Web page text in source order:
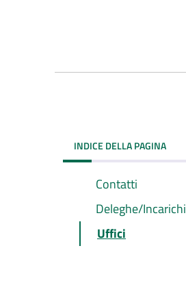
INDICE DELLA PAGINA
Contatti
Deleghe/Incarichi
Uffici